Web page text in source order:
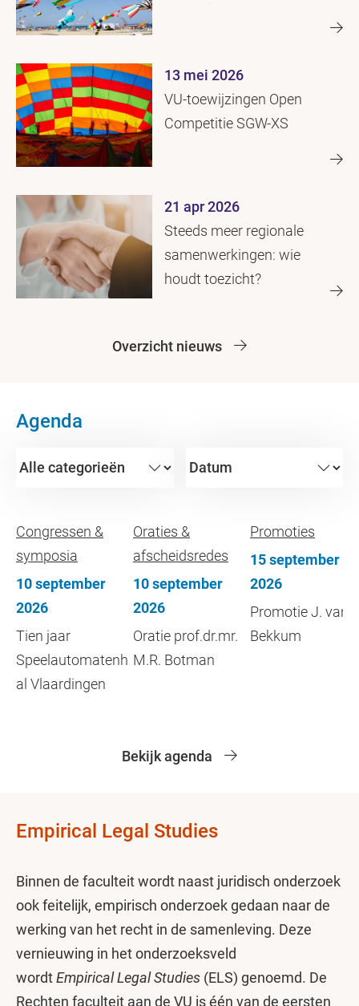
13 mei 2026
VU-toewijzingen Open
Competitie SGW-XS
21 apr 2026
Steeds meer regionale
samenwerkingen: wie
houdt toezicht?
Overzicht nieuws
Agenda
Congressen &
symposia
10 september
2026
Tien jaar
Speelautomatenh
al Vlaardingen
Oraties &
afscheidsredes
10 september
2026
Oratie prof.dr.mr.
M.R. Botman
Promoties
15 september
2026
Promotie J. van
Bekkum
Bekijk agenda
Empirical Legal Studies
Binnen de faculteit wordt naast juridisch onderzoek
ook feitelijk, empirisch onderzoek gedaan naar de
werking van het recht in de samenleving. Deze
vernieuwing in het onderzoeksveld
wordtEmpirical Legal Studies (ELS) genoemd. De
Rechten faculteit aan de VU is één van de eersten